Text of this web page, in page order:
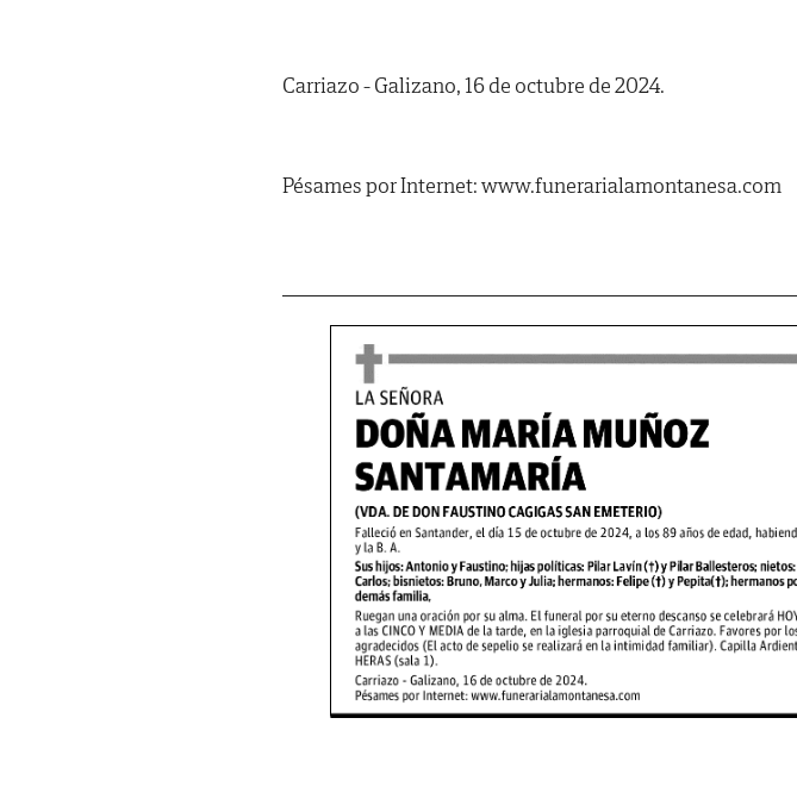
Carriazo - Galizano, 16 de octubre de 2024.
Pésames por Internet: www.funerarialamontanesa.com